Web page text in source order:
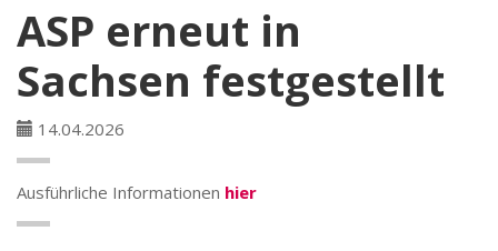
ASP erneut in
Sachsen festgestellt
14.04.2026
Ausführliche Informationen hier